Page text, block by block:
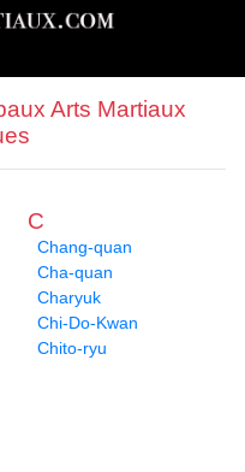
Arts Martiaux
C
Chang-quan
Cha-quan
Charyuk
Chi-Do-Kwan
Chito-ryu